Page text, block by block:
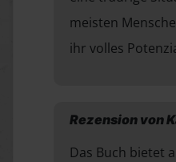
meisten
ihr volles
Rezension von
Das Buch bietet